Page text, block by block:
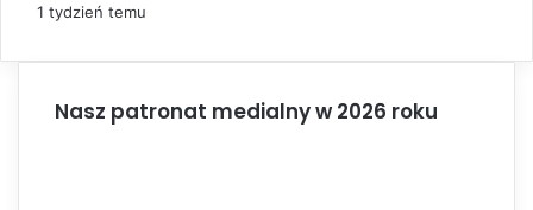
e
1 tydzień temu
Nasz patronat medialny w 2026 roku